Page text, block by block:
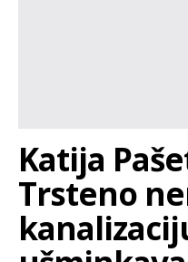
Katija
Trsteno